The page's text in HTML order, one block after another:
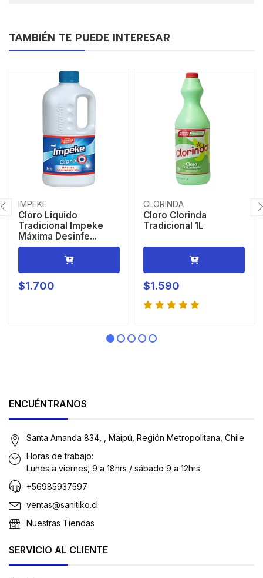
TAMBIÉN TE PUEDE INTERESAR
IMPEKE
Cloro Liquido
Tradicional Impeke
Máxima Desinfe...
$1.700
CLORINDA
Cloro Clorinda
Tradicional 1L
$1.590
ENCUÉNTRANOS
Santa Amanda 834, , Maipú, Región Metropolitana, Chile
Horas de trabajo:
Lunes a viernes, 9 a 18hrs / sábado 9 a 12hrs
+56985937597
ventas@sanitiko.cl
Nuestras Tiendas
SERVICIO AL CLIENTE